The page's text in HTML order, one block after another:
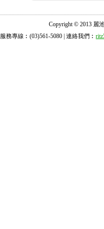
Copyright © 2013 麗
服務專線︰(03)561-5080 | 連絡我們︰